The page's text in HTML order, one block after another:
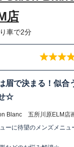
店
車で2分
眉で決まる！似合
☆
ーに待望のメンズメニュ